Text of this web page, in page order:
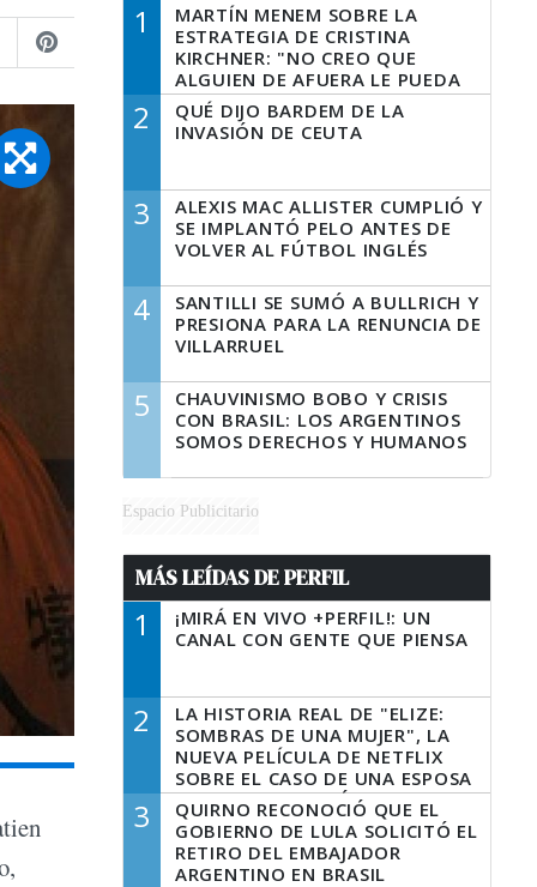
1
MARTÍN MENEM SOBRE LA
ESTRATEGIA DE CRISTINA
KIRCHNER: "NO CREO QUE
ALGUIEN DE AFUERA LE PUEDA
DECIR A LA JUSTICIA LO QUE
TIENE QUE HACER"
2
QUÉ DIJO BARDEM DE LA
INVASIÓN DE CEUTA
3
ALEXIS MAC ALLISTER CUMPLIÓ Y
SE IMPLANTÓ PELO ANTES DE
VOLVER AL FÚTBOL INGLÉS
4
SANTILLI SE SUMÓ A BULLRICH Y
PRESIONA PARA LA RENUNCIA DE
VILLARRUEL
5
CHAUVINISMO BOBO Y CRISIS
CON BRASIL: LOS ARGENTINOS
SOMOS DERECHOS Y HUMANOS
Espacio Publicitario
MÁS LEÍDAS DE PERFIL
1
¡MIRÁ EN VIVO +PERFIL!: UN
CANAL CON GENTE QUE PIENSA
2
LA HISTORIA REAL DE "ELIZE:
SOMBRAS DE UNA MUJER", LA
NUEVA PELÍCULA DE NETFLIX
SOBRE EL CASO DE UNA ESPOSA
QUE DESCUARTIZÓ A SU
MARIDO
3
QUIRNO RECONOCIÓ QUE EL
GOBIERNO DE LULA SOLICITÓ EL
RETIRO DEL EMBAJADOR
ARGENTINO EN BRASIL